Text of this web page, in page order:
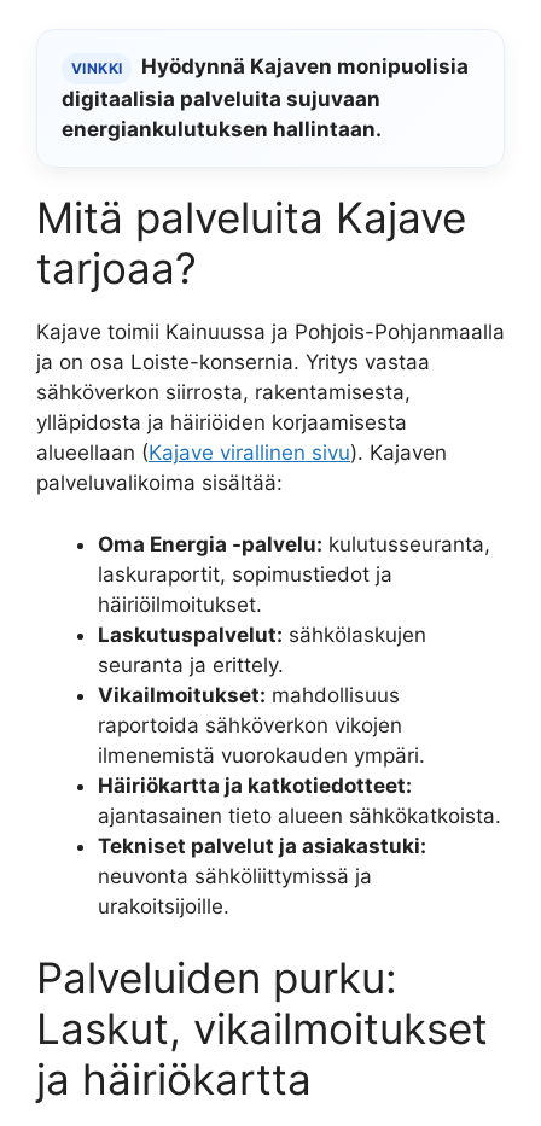
VINKKI
Hyödynnä Kajaven monipuolisia
digitaalisia palveluita sujuvaan
energiankulutuksen hallintaan.
Mitä palveluita Kajave
tarjoaa?
Kajave toimii Kainuussa ja Pohjois-Pohjanmaalla
ja on osa Loiste-konsernia. Yritys vastaa
sähköverkon siirrosta, rakentamisesta,
ylläpidosta ja häiriöiden korjaamisesta
alueellaan (Kajave virallinen sivu). Kajaven
palveluvalikoima sisältää:
Oma Energia -palvelu: kulutusseuranta,
laskuraportit, sopimustiedot ja
häiriöilmoitukset.
Laskutuspalvelut: sähkölaskujen
seuranta ja erittely.
Vikailmoitukset: mahdollisuus
raportoida sähköverkon vikojen
ilmenemistä vuorokauden ympäri.
Häiriökartta ja katkotiedotteet:
ajantasainen tieto alueen sähkökatkoista.
Tekniset palvelut ja asiakastuki:
neuvonta sähköliittymissä ja
urakoitsijoille.
Palveluiden purku:
Laskut, vikailmoitukset
ja häiriökartta